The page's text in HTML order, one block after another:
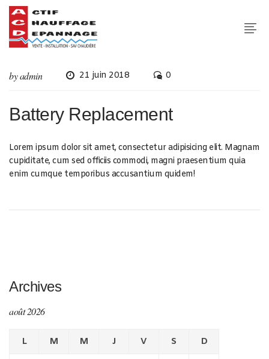
byadmin 21 juin 2018 0
Battery Replacement
Lorem ipsum dolor sit amet, consectetur adipisicing elit. Magnam
cupiditate, cum sed officiis commodi, magni praesentium quia
enim cumque temporibus accusantium quidem!
Archives
août 2026
L M M J V S D